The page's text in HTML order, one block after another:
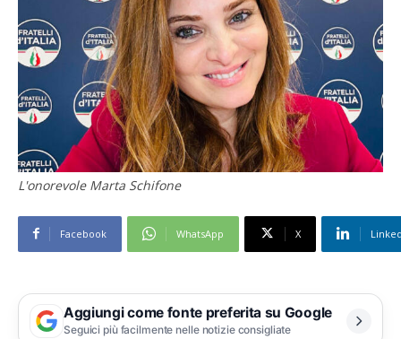
L'onorevole Marta Schifone
Facebook WhatsApp X
Aggiungi come fonte preferita su Google
Seguici più facilmente nelle notizie consigliate